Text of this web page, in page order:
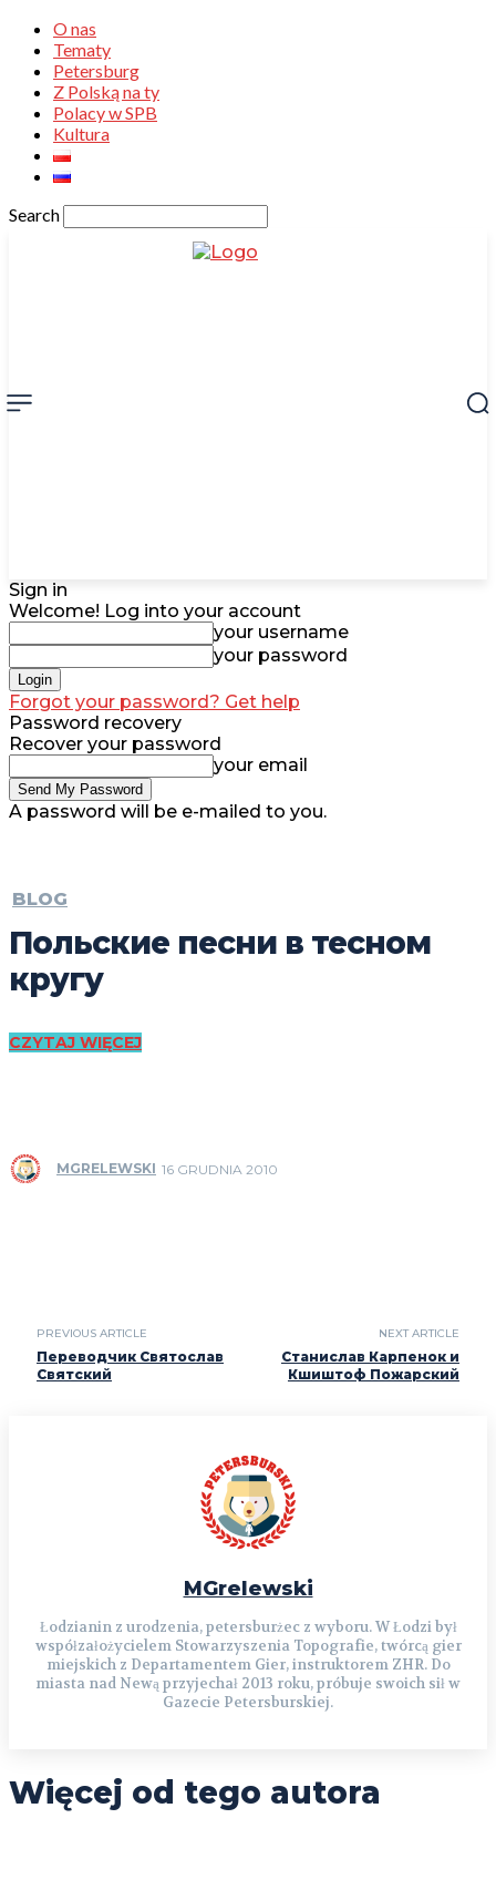
O nas
Tematy
Petersburg
Z Polską na ty
Polacy w SPB
Kultura
Search
Sign in
Welcome! Log into your account
your username
your password
Forgot your password? Get help
Password recovery
Recover your password
your email
A password will be e-mailed to you.
BLOG
Польские песни в тесном
кругу
CZYTAJ WIĘCEJ
MGRELEWSKI 16 GRUDNIA 2010
PREVIOUS ARTICLE
Переводчик Святослав
Святский
NEXT ARTICLE
Станислав Карпенок и
Кшиштоф Пожарский
MGrelewski
Łodzianin z urodzenia, petersburżec z wyboru. W Łodzi był
współzałożycielem Stowarzyszenia Topografie, twórcą gier
miejskich z Departamentem Gier, instruktorem ZHR. Do
miasta nad Newą przyjechał 2013 roku, próbuje swoich sił w
Gazecie Petersburskiej.
Więcej od tego autora